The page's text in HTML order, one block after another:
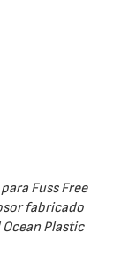
Fuss Free
fabricado
Plastic